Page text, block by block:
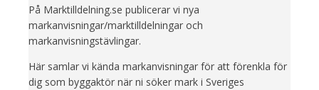
På Marktilldelning.se publicerar vi nya
markanvisningar/marktilldelningar och
markanvisningstävlingar.
Här samlar vi kända markanvisningar för att förenkla för
dig som byggaktör när ni söker mark i Sveriges